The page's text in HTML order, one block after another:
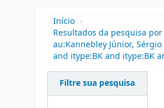
Início ›
Resultados da pesquisa
au:Kannebley Júnior,
and itype:BK and itype:BK
Filtre sua pesquisa